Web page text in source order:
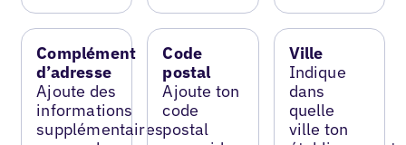
Complément
d’adresse
Ajoute des
informations
supplémentaires
Code
postal
Ajoute ton
code
postal
Ville
Indique
dans
quelle
ville ton